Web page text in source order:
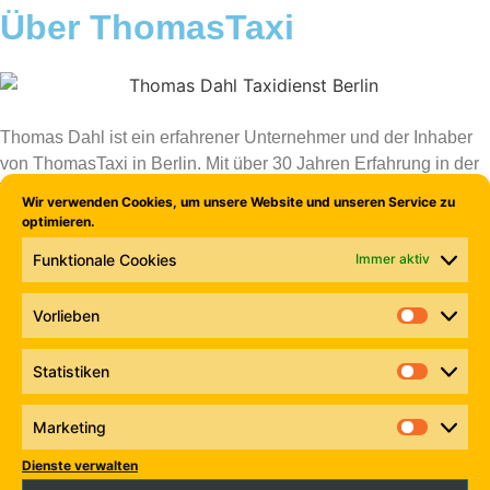
Über ThomasTaxi
Thomas Dahl ist ein erfahrener Unternehmer und der Inhaber
von ThomasTaxi in Berlin. Mit über 30 Jahren Erfahrung in der
Taxibranche hat er sich als vertrauenswürdiger Anbieter in der
Hauptstadt etabliert. Seit 1993 ist er im Besitz einer Taxilizenz
und hat in dieser Zeit ein umfangreiches Wissen über die
Bedürfnisse und Wünsche seiner Kunden gesammelt.
Unter seiner Leitung hat sich ThomasTaxi zu einem beliebten
Dienstleister entwickelt, der für Zuverlässigkeit, Pünktlichkeit
und ausgezeichneten Service bekannt ist. Er weiß, dass der
persönliche Kontakt und die individuelle Betreuung seiner
Fahrgäste entscheidend für die Kundenzufriedenheit sind.
Thomas Dahl ist nicht nur ein erfolgreicher Unternehmer,
sondern auch ein aktives Mitglied der Berliner
Wir verwenden Cookies, um unsere Website und unseren Service zu
optimieren.
Funktionale Cookies Immer aktiv
Vorlieben
Statistiken
Marketing
Dienste verwalten